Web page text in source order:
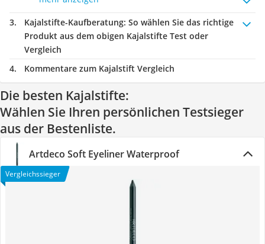
Kajalstifte-Kaufberatung: So wählen Sie das richtige
Produkt aus dem obigen Kajalstifte Test oder
Vergleich
Kommentare zum Kajalstift Vergleich
Die besten Kajalstifte:
Wählen Sie Ihren persönlichen Testsieger
aus der Bestenliste.
Artdeco Soft Eyeliner Waterproof
Vergleichssieger